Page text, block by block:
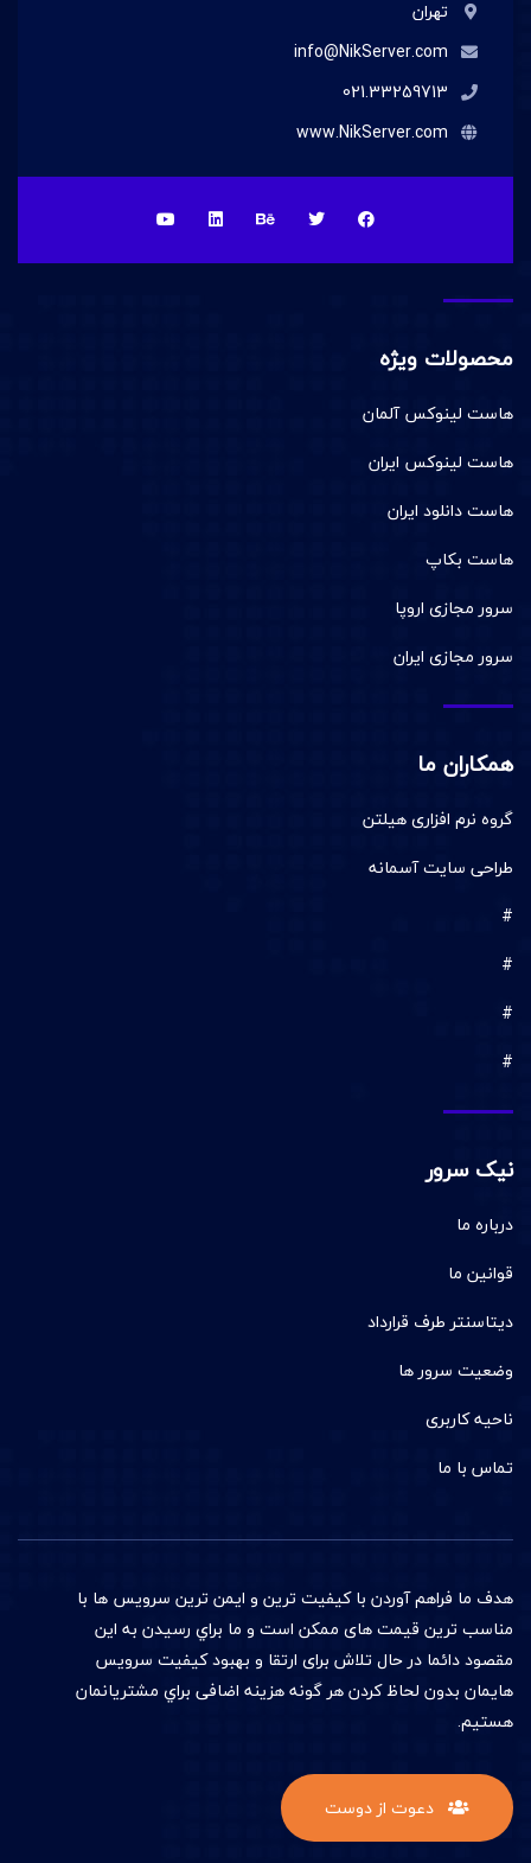
تهران
info@NikServer.com
021.33259713
www.NikServer.com
محصولات ویژه
هاست لینوکس آلمان
هاست لینوکس ایران
هاست دانلود ایران
هاست بکاپ
سرور مجازی اروپا
سرور مجازی ایران
همکاران ما
گروه نرم افزاری هیلتن
طراحی سایت آسمانه
#
#
#
#
نیک سرور
درباره ما
قوانین ما
دیتاسنتر طرف قرارداد
وضعیت سرور ها
ناحیه کاربری
تماس با ما
هدف ما فراهم آوردن با کيفيت ترين و ایمن ترین سرويس ها با
مناسب ترين قيمت های ممکن است و ما براي رسیدن به اين
مقصود دائما در حال تلاش برای ارتقا و بهبود کيفيت سرويس
هايمان بدون لحاظ کردن هر گونه هزینه اضافی براي مشتريانمان
هستيم.
دعوت از دوست